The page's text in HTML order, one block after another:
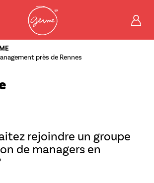
près de Rennes
rejoindre un groupe
de managers en